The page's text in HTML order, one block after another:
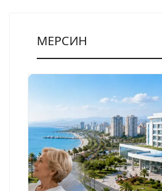
МЕРСИН